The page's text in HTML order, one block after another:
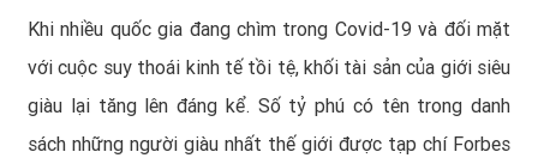
Khi nhiều quốc gia đang chìm trong Covid-19 và đối mặt
với cuộc suy thoái kinh tế tồi tệ, khối tài sản của giới siêu
giàu lại tăng lên đáng kể. Số tỷ phú có tên trong danh
sách những người giàu nhất thế giới được tạp chí Forbes